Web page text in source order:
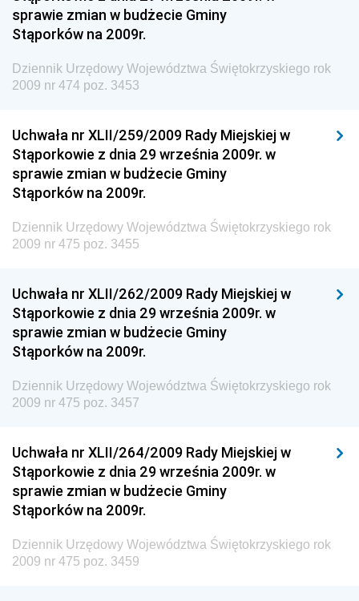
Gospodarki Żywnościowej
Społecznej
Dziennik Urzędowy Ministra Cyfryzacji
Dziennik Urzędowy Ministra Infrastruktury i
Budownictwa
Dziennik Urzędowy Ministra Gospodarki Morskiej i
Dziennik Urzędowy Ministra Energii
Dziennik Urzędowy Ministra Sprawiedliwości
Dziennik Urzędowy Ministra Rozwoju i Finansów
Dziennik Urzędowy Wyższego Urzędu Górniczego
Dziennik Urzędowy Prezesa Urzędu Transportu
Kolejowego
Technologii
Dziennik Urzędowy Ministra Inwestycji i Rozwoju
Dziennik Urzędowy Naczelnego Dyrektora Archiwów
Państwowych
Dziennik Urzędowy Ministra Finansów, Inwestycji i
Rozwoju
sprawie zmian w budżecie Gminy
Stąporków na 2009r.
Dziennik Urzędowy Województwa Świętokrzyskiego rok
2009 nr 474 poz. 3453
Uchwała nr XLII/259/2009 Rady Miejskiej w
Stąporkowie z dnia 29 września 2009r. w
sprawie zmian w budżecie Gminy
Stąporków na 2009r.
Dziennik Urzędowy Województwa Świętokrzyskiego rok
2009 nr 475 poz. 3455
Uchwała nr XLII/262/2009 Rady Miejskiej w
Stąporkowie z dnia 29 września 2009r. w
sprawie zmian w budżecie Gminy
Stąporków na 2009r.
Dziennik Urzędowy Województwa Świętokrzyskiego rok
2009 nr 475 poz. 3457
Uchwała nr XLII/264/2009 Rady Miejskiej w
Stąporkowie z dnia 29 września 2009r. w
sprawie zmian w budżecie Gminy
Stąporków na 2009r.
Dziennik Urzędowy Województwa Świętokrzyskiego rok
2009 nr 475 poz. 3459